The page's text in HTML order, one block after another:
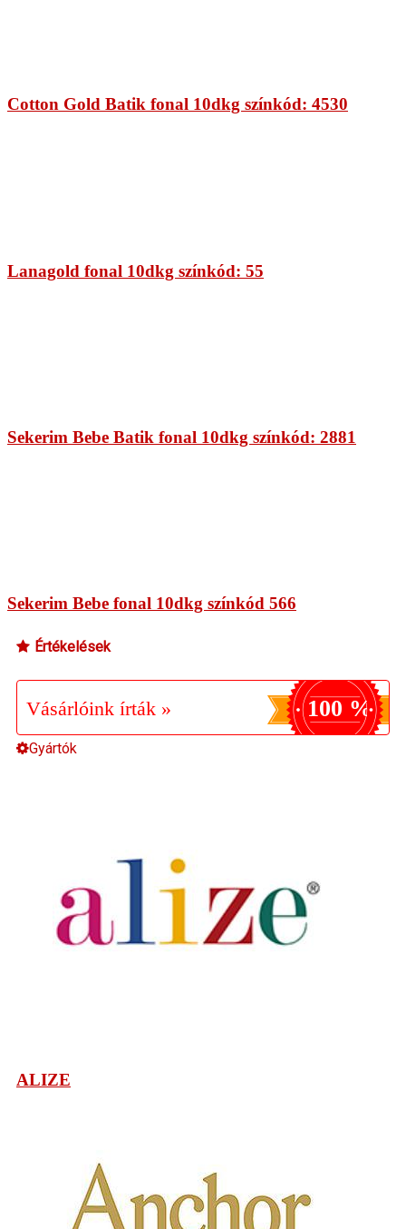
Cotton Gold Batik fonal 10dkg színkód: 4530
Lanagold fonal 10dkg színkód: 55
Sekerim Bebe Batik fonal 10dkg színkód: 2881
Sekerim Bebe fonal 10dkg színkód 566
Értékelések
Vásárlóink írták » 100 %
Gyártók
ALIZE